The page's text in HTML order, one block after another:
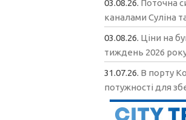
03.08.26. Поточна
каналами Суліна
03.08.26. Ціни на
тиждень 2026
31.07.26. В порту
потужності для